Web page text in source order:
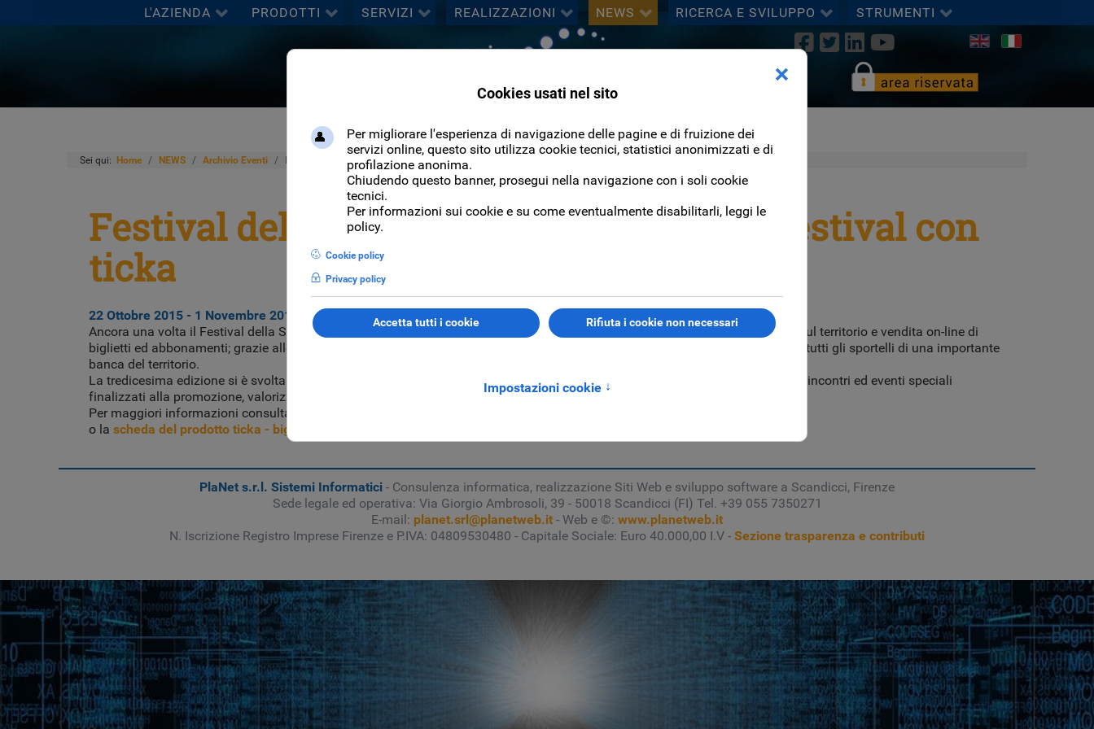
L'AZIENDA PRODOTTI SERVIZI REALIZZAZIONI NEWS RICERCA E SVILUPPO
STRUMENTI
Seleziona la tua lingua
CERCA
Sei qui: Home NEWS Archivio Eventi Festival della Scienza 2015 - ancora un Festival con ticka
Festival della Scienza 2015 - ancora un Festival con
ticka
22 Ottobre 2015 - 1 Novembre 2015 -
Festival della Scienza 2015 - ancora un Festival con ticka
Ancora una volta il Festival della Scienza di Genova si è avvalso del nostro sistema di biglietteria
. Numerosi i terminali sul territorio e vendita on-line di
biglietti ed abbonamenti; grazie alle caratteristiche tecnologiche del
i biglietti sono stati resi acquistabili presso tutti gli sportelli di una importante
banca del territorio.
La tredicesima edizione si è svolta a dal 22 ottobre al 1 novembre 2015; 11 giorni di mostre, laboratori, spettacoli, conferenze, incontri ed eventi speciali
finalizzati alla promozione, valorizzazione e divulgazione della cultura scientifica e tecnologica.
Per maggiori informazioni consulta la
o la scheda del prodotto ticka - biglietteria per festival manifestazioni e fiere
PlaNet s.r.l. Sistemi Informatici - Consulenza informatica, realizzazione Siti Web e sviluppo software a Scandicci, Firenze
Sede legale ed operativa: Via Giorgio Ambrosoli, 39 - 50018 Scandicci (FI) Tel. +39 055 7350271
E-mail: planet.srl@planetweb.it - Web e ©: www.planetweb.it
N. Iscrizione Registro Imprese Firenze e P.IVA: 04809530480 - Capitale Sociale: Euro 40.000,00 I.V - Sezione trasparenza e contributi